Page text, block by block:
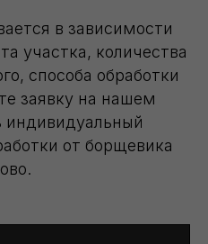
в зависимости
участка, количества
способа обработки
заявку на нашем
индивидуальный
от борщевика